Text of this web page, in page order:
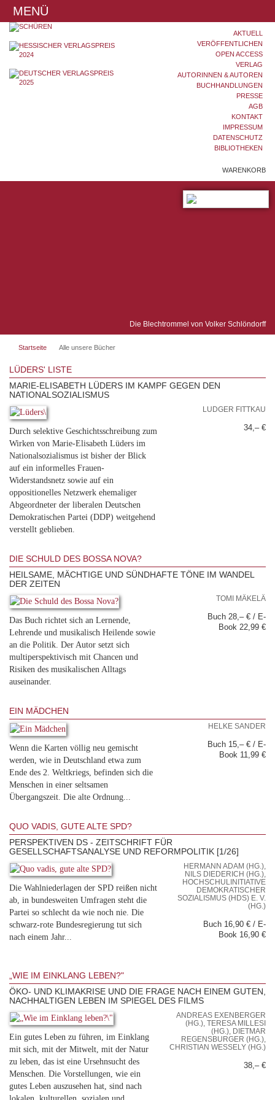
MENÜ
AKTUELL
VERÖFFENTLICHEN
OPEN ACCESS
VERLAG
AUTORINNEN & AUTOREN
BUCHHANDLUNGEN
PRESSE
AGB
KONTAKT
IMPRESSUM
DATENSCHUTZ
BIBLIOTHEKEN
WARENKORB
Die Blechtrommel von Volker Schlöndorff
Startseite Alle unsere Bücher
LÜDERS' LISTE
MARIE-ELISABETH LÜDERS IM KAMPF GEGEN DEN
NATIONALSOZIALISMUS
Durch selektive Geschichtsschreibung zum
Wirken von Marie-Elisabeth Lüders im
Nationalsozialismus ist bisher der Blick
auf ein informelles Frauen-
Widerstandsnetz sowie auf ein
oppositionelles Netzwerk ehemaliger
Abgeordneter der liberalen Deutschen
Demokratischen Partei (DDP) weitgehend
verstellt geblieben.
LUDGER FITTKAU
34,– €
DIE SCHULD DES BOSSA NOVA?
HEILSAME, MÄCHTIGE UND SÜNDHAFTE TÖNE IM WANDEL
DER ZEITEN
Das Buch richtet sich an Lernende,
Lehrende und musikalisch Heilende sowie
an die Politik. Der Autor setzt sich
multiperspektivisch mit Chancen und
Risiken des musikalischen Alltags
auseinander.
TOMI MÄKELÄ
Buch 28,– € / E-
Book 22,99 €
EIN MÄDCHEN
Wenn die Karten völlig neu gemischt
werden, wie in Deutschland etwa zum
Ende des 2. Weltkriegs, befinden sich die
Menschen in einer seltsamen
Übergangszeit. Die alte Ordnung...
HELKE SANDER
Buch 15,– € / E-
Book 11,99 €
QUO VADIS, GUTE ALTE SPD?
PERSPEKTIVEN DS - ZEITSCHRIFT FÜR
GESELLSCHAFTSANALYSE UND REFORMPOLITIK [1/26]
Die Wahlniederlagen der SPD reißen nicht
ab, in bundesweiten Umfragen steht die
Partei so schlecht da wie noch nie. Die
schwarz-rote Bundesregierung tut sich
nach einem Jahr...
HERMANN ADAM (HG.),
NILS DIEDERICH (HG.),
HOCHSCHULINITIATIVE
DEMOKRATISCHER
SOZIALISMUS (HDS) E. V.
(HG.)
Buch 16,90 € / E-
Book 16,90 €
„WIE IM EINKLANG LEBEN?"
ÖKO- UND KLIMAKRISE UND DIE FRAGE NACH EINEM GUTEN,
NACHHALTIGEN LEBEN IM SPIEGEL DES FILMS
Ein gutes Leben zu führen, im Einklang
mit sich, mit der Mitwelt, mit der Natur
zu leben, das ist eine Ursehnsucht des
Menschen. Die Vorstellungen, wie ein
gutes Leben auszusehen hat, sind nach
ANDREAS EXENBERGER
(HG.), TERESA MILLESI
(HG.), DIETMAR
REGENSBURGER (HG.),
CHRISTIAN WESSELY (HG.)
38,– €